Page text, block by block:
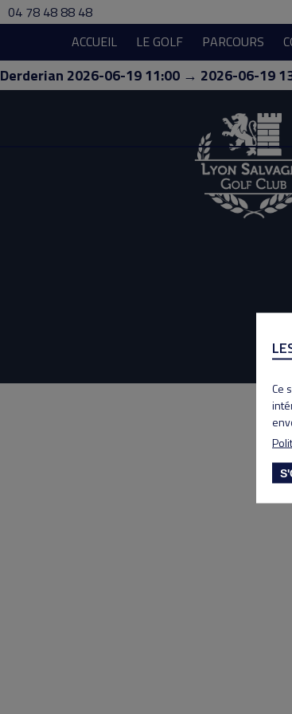
04 78 48 88 48
ACCUEIL
LE GOLF PARCOURS
Derderian 2026-06-19 11:00 → 2026-06-19
Ce